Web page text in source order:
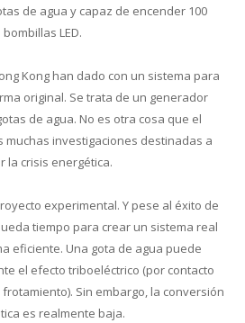
de agua y capaz de encender 100
bombillas LED.
Kong han dado con un sistema para
original. Se trata de un generador
de agua. No es otra cosa que el
muchas investigaciones destinadas a
la crisis energética.
experimental. Y pese al éxito de
tiempo para crear un sistema real
eficiente. Una gota de agua puede
el efecto triboeléctrico (por contacto
Sin embargo, la conversión
es realmente baja.